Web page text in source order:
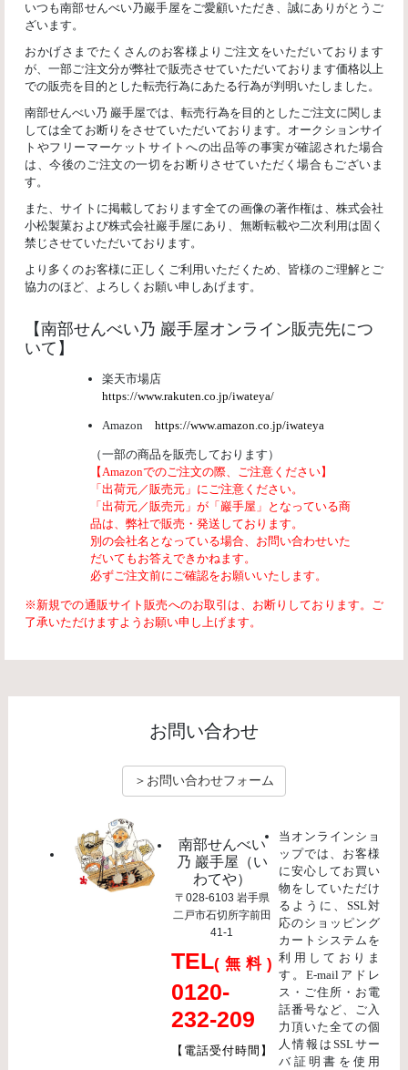
いつも南部せんべい乃巖手屋をご愛顧いただき、誠にありがとうご
ざいます。
おかげさまでたくさんのお客様よりご注文をいただいております
が、一部ご注文分が弊社で販売させていただいております価格以上
での販売を目的とした転売行為にあたる行為が判明いたしました。
南部せんべい乃 巖手屋では、転売行為を目的としたご注文に関しま
しては全てお断りをさせていただいております。オークションサイ
トやフリーマーケットサイトへの出品等の事実が確認された場合
は、今後のご注文の一切をお断りさせていただく場合もございま
す。
また、サイトに掲載しております全ての画像の著作権は、株式会社
小松製菓および株式会社巖手屋にあり、無断転載や二次利用は固く
禁じさせていただいております。
より多くのお客様に正しくご利用いただくため、皆様のご理解とご
協力のほど、よろしくお願い申しあげます。
【南部せんべい乃 巖手屋オンライン販売先につ
いて】
楽天市場店
https://www.rakuten.co.jp/iwateya/
Amazonhttps://www.amazon.co.jp/iwateya
（一部の商品を販売しております）
【Amazonでのご注文の際、ご注意ください】
「出荷元／販売元」にご注意ください。
「出荷元／販売元」が「巖手屋」となっている商
品は、弊社で販売・発送しております。
別の会社名となっている場合、お問い合わせいた
だいてもお答えできかねます。
必ずご注文前にご確認をお願いいたします。
※新規での通販サイト販売へのお取引は、お断りしております。ご
了承いただけますようお願い申し上げます。
お問い合わせ
＞お問い合わせフォーム
南部せんべい
乃 巖手屋（い
わてや）
〒028-6103 岩手県
二戸市石切所字前田
41-1
TEL(無料)
0120-
232-209
【電話受付時間】
当オンラインショ
ップでは、お客様
に安心してお買い
物をしていただけ
るように、SSL対
応のショッピング
カートシステムを
利用しておりま
す。E-mailアドレ
ス・ご住所・お電
話番号など、ご入
力頂いた全ての個
人情報はSSLサー
バ証明書を使用